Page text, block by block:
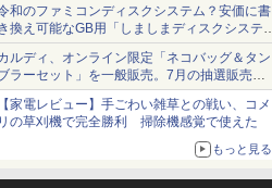
和のファミコンディスクシステム？安価に書
換え可能なGB用「しましまディスクシステ
」
ルディ、オンライン限定「ネコバッグ＆タン
ラーセット」を一般販売。7月の抽選販売の
選無効分
家電レビュー】手ごわい雑草との戦い、コメ
の草刈機で完全勝利 掃除機感覚で使えた
もっと見る